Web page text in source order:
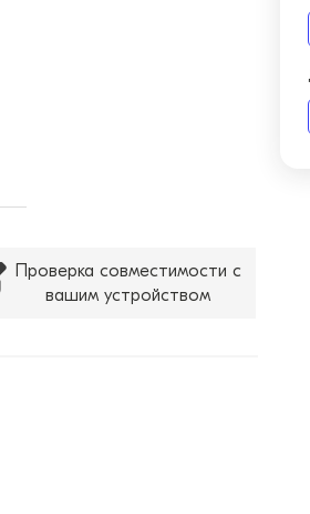
Проверка совместимости с
вашим устройством